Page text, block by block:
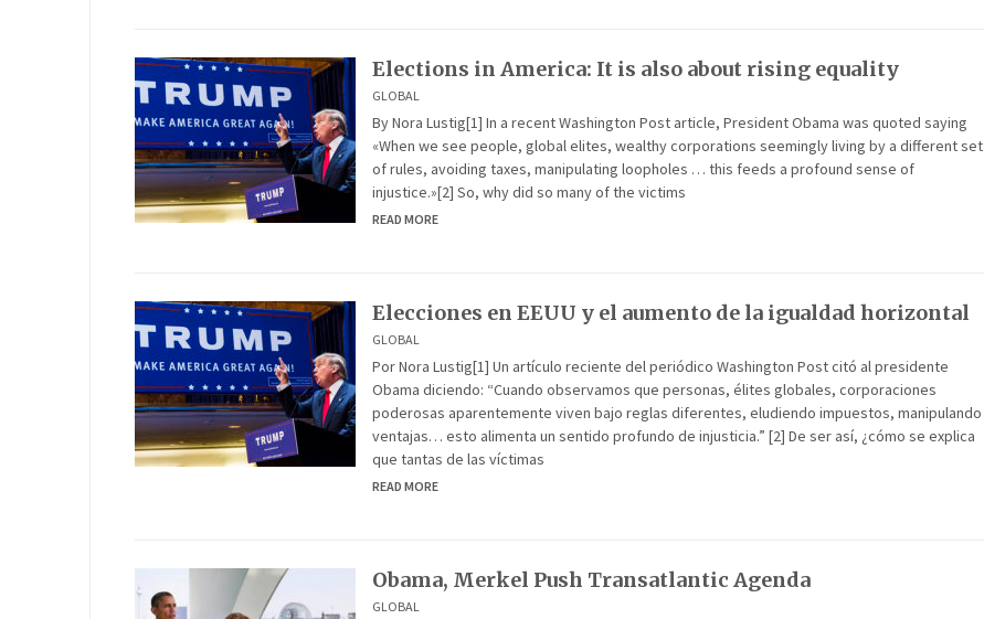
Elections in America: It is also about rising equality
GLOBAL
By Nora Lustig[1] In a recent Washington Post article, President Obama was quoted saying
«When we see people, global elites, wealthy corporations seemingly living by a different set
of rules, avoiding taxes, manipulating loopholes … this feeds a profound sense of
injustice.»[2] So, why did so many of the victims
READ MORE
Elecciones en EEUU y el aumento de la igualdad horizontal
GLOBAL
Por Nora Lustig[1] Un artículo reciente del periódico Washington Post citó al presidente
Obama diciendo: “Cuando observamos que personas, élites globales, corporaciones
poderosas aparentemente viven bajo reglas diferentes, eludiendo impuestos, manipulando
ventajas… esto alimenta un sentido profundo de injusticia.” [2] De ser así, ¿cómo se explica
que tantas de las víctimas
READ MORE
Obama, Merkel Push Transatlantic Agenda
GLOBAL